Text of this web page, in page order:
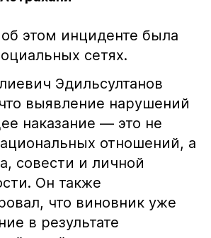
этом инциденте была
сетях.
Эдильсултанов
выявление нарушений
наказание — это не
отношений, а
совести и личной
Он также
что виновник уже
в результате